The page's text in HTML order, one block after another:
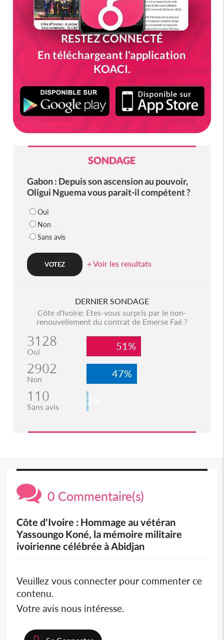
RESTEZ CONNECTÉ
En téléchargeant l'application
KOACI.
SONDAGE
Gabon : Depuis son ascension au pouvoir,
Oligui Nguema vous parait-il compétent ?
Oui
Non
Sans avis
+ Voir les resultats
DERNIER SONDAGE
Côte d'Ivoire: Etes-vous surpris par le non-
renouvellement du contrat de Emerse Faé ?
3128
Oui 51%
2902
Non 47%
110
Sans avis 2%
0 Commentaire(s)
Côte d'Ivoire : Hommage au vétéran
Yassoungo Koné, la mémoire militaire
ivoirienne célébrée à Abidjan
Veuillez vous connecter pour commenter ce
contenu.
Votre avis nous intéresse.